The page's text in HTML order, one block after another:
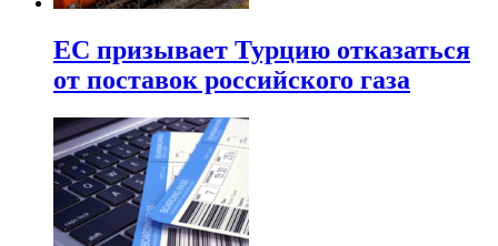
ЕС призывает Турцию отказаться
от поставок российского газа